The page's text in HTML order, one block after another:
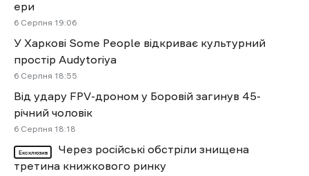
ери
6 Cерпня 19:06
У Харкові Some People відкриває культурний
простір Audytoriya
6 Cерпня 18:55
Від удару FPV-дроном у Боровій загинув 45-
річний чоловік
6 Cерпня 18:18
Ексклюзив
Через російські обстріли знищена
третина книжкового ринку